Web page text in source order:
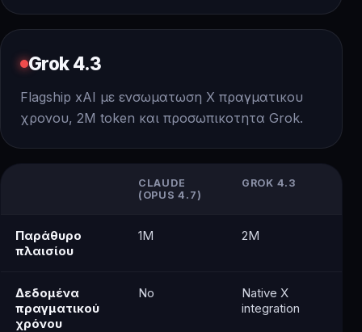
Grok 4.3
Flagship xAI με ενσωματωση X πραγματικου
χρονου, 2M token και προσωπικοτητα Grok.
CLAUDE
(OPUS 4.7)
GROK 4.3
Παράθυρο
πλαισίου
1M 2M
Δεδομένα
πραγματικού
χρόνου
No
Native X
integration